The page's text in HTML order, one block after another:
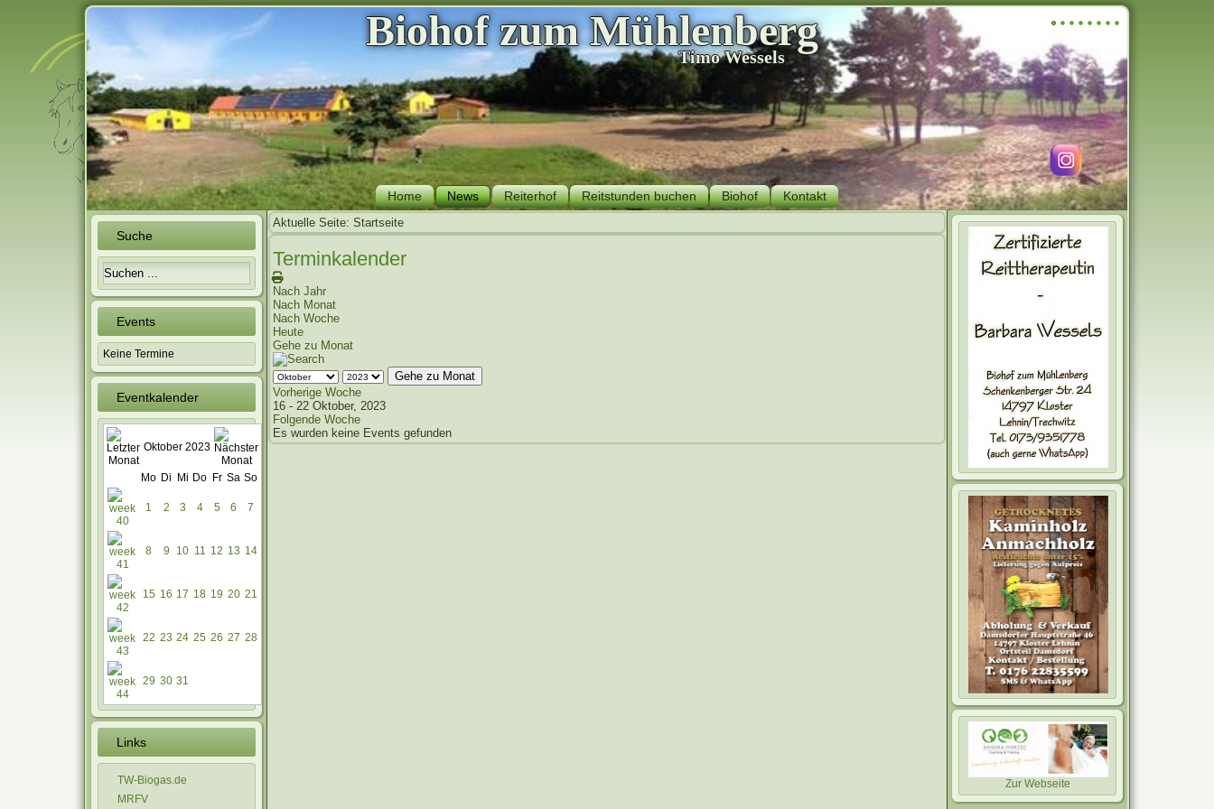
Biohof zum Mühlenberg
Timo Wessels
Home News Reiterhof Reitstunden buchen Biohof Kontakt
Suche
Events
Keine Termine
Eventkalender
Oktober 2023
Mo Di Mi Do Fr Sa So
1 2 3 4 5 6 7
8 9 10 11 12 13 14
15 16 17 18 19 20 21
22 23 24 25 26 27 28
29 30 31
Links
TW-Biogas.de
MRFV
Aktuelle Seite: Startseite
Terminkalender
Nach Jahr
Nach Monat
Nach Woche
Heute
Gehe zu Monat
Gehe zu Monat
Vorherige Woche
16 - 22 Oktober, 2023
Folgende Woche
Es wurden keine Events gefunden
Zur Webseite